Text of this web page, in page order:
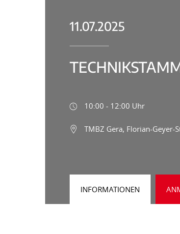
11.07.2025
10:00 - 12:00 Uhr
TMBZ Gera, Florian-Geyer-
INFORMATIONEN